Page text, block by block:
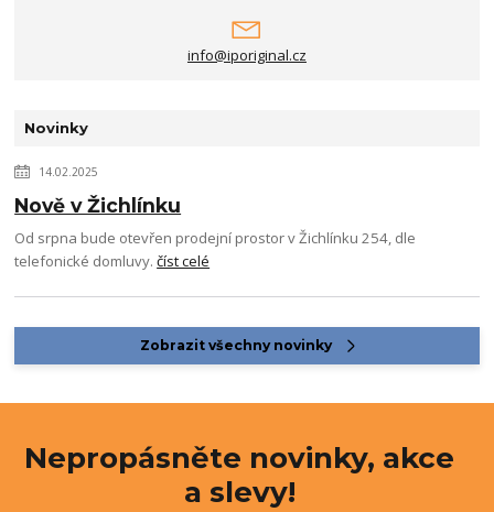
info@iporiginal.cz
Novinky
14.02.2025
Nově v Žichlínku
Od srpna bude otevřen prodejní prostor v Žichlínku 254, dle
telefonické domluvy.číst celé
Zobrazit všechny novinky
Nepropásněte novinky, akce
a slevy!